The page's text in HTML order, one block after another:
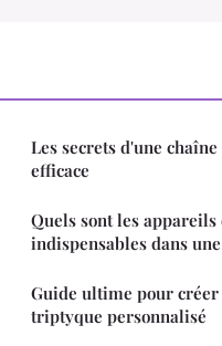
Les secrets d'une
efficace
Quels sont les
indispensables dans
Guide ultime pour
triptyque personnalisé